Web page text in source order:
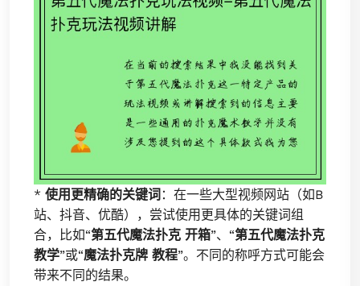
* 使用更精确的关键词 ：在一些大型视频网站（如B
站、抖音、优酷），尝试使用更具体的关键词组
合，比如“第五代魔法扑克 开箱”、“第五代魔法扑克
教学”或“魔法扑克牌 教程”。不同的称呼方式可能会
带来不同的结果。